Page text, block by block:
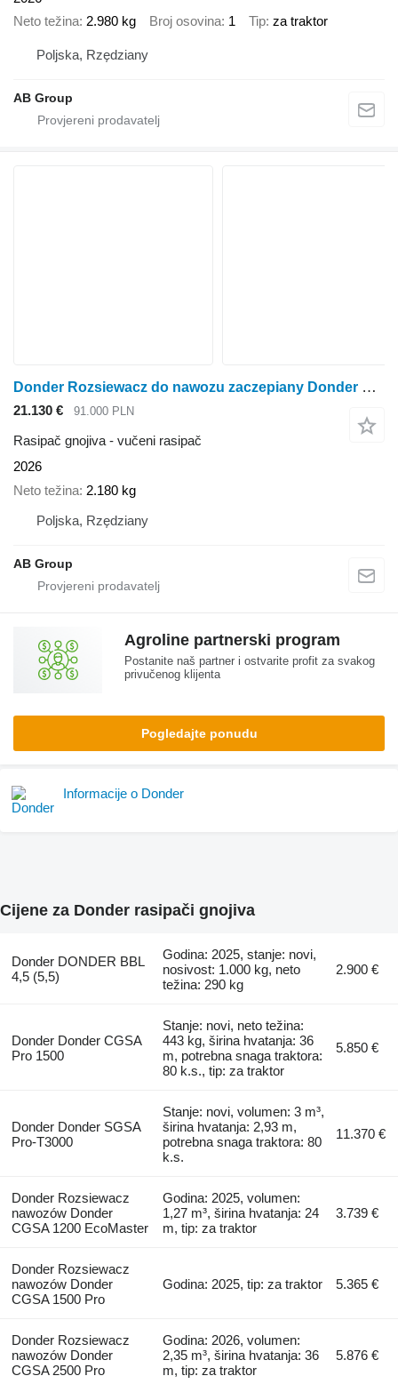
Neto težina 2.980 kg Broj osovina 1 Tip za traktor
Poljska, Rzędziany
AB Group
Donder Rozsiewacz do nawozu zaczepiany Donder Wagon 6000
21.130 € 91.000 PLN
Rasipač gnojiva - vučeni rasipač
2026
Neto težina 2.180 kg
Poljska, Rzędziany
AB Group
Agroline partnerski program
Postanite naš partner i ostvarite profit za svakog
privučenog klijenta
Pogledajte ponudu
Informacije o Donder
Cijene za Donder rasipači gnojiva
Donder DONDER BBL
4,5 (5,5)
Godina: 2025, stanje: novi,
nosivost: 1.000 kg, neto
težina: 290 kg
2.900 €
Donder Donder CGSA
Pro 1500
Stanje: novi, neto težina:
443 kg, širina hvatanja: 36
m, potrebna snaga traktora:
80 k.s., tip: za traktor
5.850 €
Donder Donder SGSA
Pro-T3000
Stanje: novi, volumen: 3 m³,
širina hvatanja: 2,93 m,
potrebna snaga traktora: 80
k.s.
11.370 €
Donder Rozsiewacz
nawozów Donder
CGSA 1200 EcoMaster
Godina: 2025, volumen:
1,27 m³, širina hvatanja: 24
m, tip: za traktor
3.739 €
Donder Rozsiewacz
nawozów Donder
CGSA 1500 Pro
Godina: 2025, tip: za traktor 5.365 €
Donder Rozsiewacz
nawozów Donder
CGSA 2500 Pro
Godina: 2026, volumen:
2,35 m³, širina hvatanja: 36
m, tip: za traktor
5.876 €